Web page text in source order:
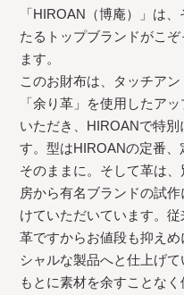
「HIROAN（博庵）」は
たるトップブランドがこ
ます。
このお財布は、タッチア
「余り革」を使用したア
いただき、HIROANで特
す。型はHIROANの定番
そのままに。そして革は
房から有名ブランドの試
けていただいています。
革ですからお値段も抑え
シャルな製品へと仕上げ
もとに素材を余すことな